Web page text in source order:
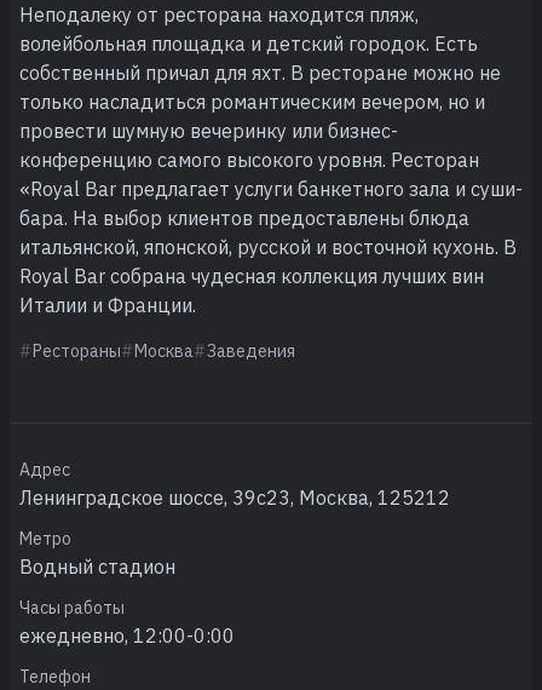
Неподалеку от ресторана находится пляж,
волейбольная площадка и детский городок. Есть
собственный причал для яхт. В ресторане можно не
только насладиться романтическим вечером, но и
провести шумную вечеринку или бизнес-
конференцию самого высокого уровня. Ресторан
«Royal Bar предлагает услуги банкетного зала и суши-
бара. На выбор клиентов предоставлены блюда
итальянской, японской, русской и восточной кухонь. В
Royal Bar собрана чудесная коллекция лучших вин
Италии и Франции.
Рестораны Москва Заведения
Адрес
Ленинградское шоссе, 39с23, Москва, 125212
Метро
Водный стадион
Часы работы
ежедневно, 12:00-0:00
Телефон